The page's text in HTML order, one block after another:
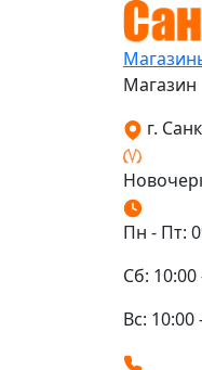
Магазин
г.
Пн - Пт:
Сб: 10:00
Вс: 10:00